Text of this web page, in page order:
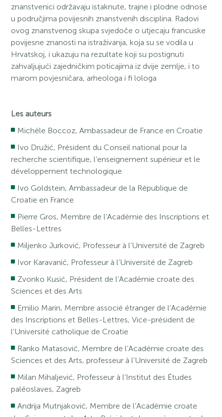
znanstvenici održavaju istaknute, trajne i plodne odnose
u područjima povijesnih znanstvenih disciplina. Radovi
ovog znanstvenog skupa svjedoče o utjecaju francuske
povijesne znanosti na istraživanja, koja su se vodila u
Hrvatskoj, i ukazuju na rezultate koji su postignuti
zahvaljujući zajedničkim poticajima iz dvije zemlje, i to
marom povjesničara, arheologa i fi lologa
Les auteurs
Michèle Boccoz, Ambassadeur de France en Croatie
Ivo Družić, Président du Conseil national pour la
recherche scientifique, l’enseignement supérieur et le
développement technologique
Ivo Goldstein, Ambassadeur de la République de
Croatie en France
Pierre Gros, Membre de l’Académie des Inscriptions et
Belles-Lettres
Miljenko Jurković, Professeur à l’Université de Zagreb
Ivor Karavanić, Professeur à l’Université de Zagreb
Zvonko Kusić, Président de l’Académie croate des
Sciences et des Arts
Emilio Marin, Membre associé étranger de l’Académie
des Inscriptions et Belles-Lettres, Vice-président de
l’Université catholique de Croatie
Ranko Matasović, Membre de l’Académie croate des
Sciences et des Arts, professeur à l’Université de Zagreb
Milan Mihaljević, Professeur à l’Institut des Études
paléoslaves, Zagreb
Andrija Mutnjaković, Membre de l’Académie croate